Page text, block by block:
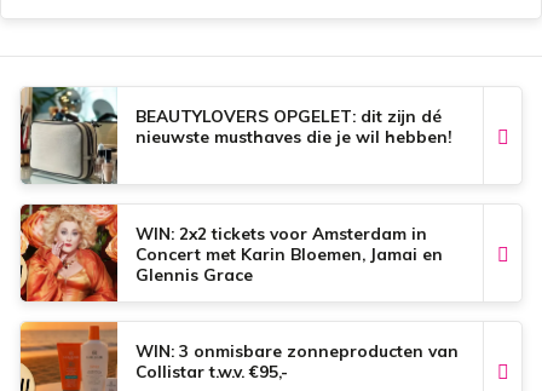
k
p
s
t
BEAUTYLOVERS OPGELET: dit zijn dé
nieuwste musthaves die je wil hebben!
WIN: 2x2 tickets voor Amsterdam in
Concert met Karin Bloemen, Jamai en
Glennis Grace
WIN: 3 onmisbare zonneproducten van
Collistar t.w.v. €95,-